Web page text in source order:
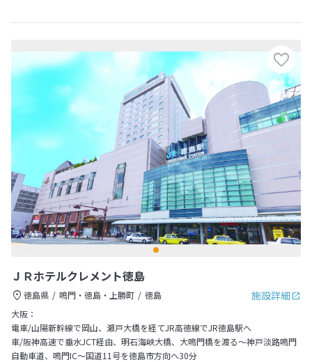
ＪＲホテルクレメント徳島
施設詳細
徳島県 鳴門・徳島・上勝町
徳島
大阪：
電車/山陽新幹線で岡山、瀬戸大橋を経てJR高徳線でJR徳島駅へ
車/阪神高速で垂水JCT経由、明石海峡大橋、大鳴門橋を渡る～神戸淡路鳴門
自動車道、鳴門IC～国道11号を徳島市方向へ30分